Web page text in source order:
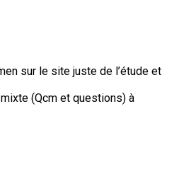
sur le site juste de l’étude et
(Qcm et questions) à